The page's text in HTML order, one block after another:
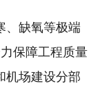
缺氧等极端
保障工程质量
机场建设分部